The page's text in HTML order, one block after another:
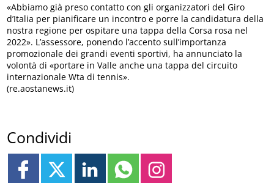
«Abbiamo già preso contatto con gli organizzatori del Giro
d’Italia per pianificare un incontro e porre la candidatura della
nostra regione per ospitare una tappa della Corsa rosa nel
2022». L’assessore, ponendo l’accento sull’importanza
promozionale dei grandi eventi sportivi, ha annunciato la
volontà di «portare in Valle anche una tappa del circuito
internazionale Wta di tennis».
(re.aostanews.it)
Condividi